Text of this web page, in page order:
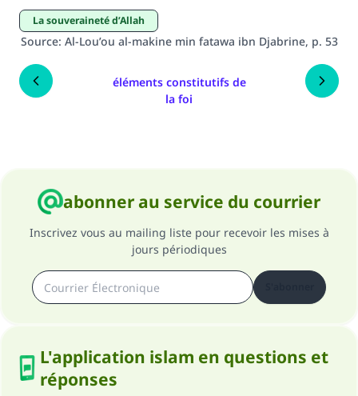
La souveraineté d’Allah
Source: Al-Lou’ou al-makine min fatawa ibn Djabrine, p. 53
éléments constitutifs de
la foi
abonner au service du courrier
Inscrivez vous au mailing liste pour recevoir les mises à
jours périodiques
L'application islam en questions et
réponses